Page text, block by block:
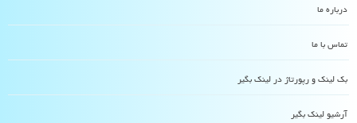
درباره ما
تماس با ما
بک لینک و رپورتاژ در لینك بگیر
آرشیو لینك بگیر